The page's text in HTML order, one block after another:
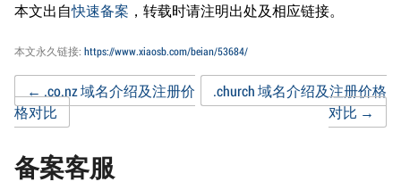
本文出自快速备案 ，转载时请注明出处及相应链接。
本文永久链接: https://www.xiaosb.com/beian/53684/
Post
navigation
← .co.nz 域名介绍及注册价
格对比
.church 域名介绍及注册价格
对比→
备案客服